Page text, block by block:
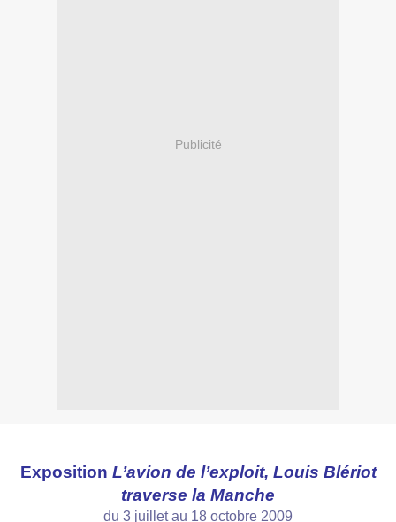
Publicité
Exposition L’avion de l’exploit, Louis Blériot
traverse la Manche
du 3 juillet au 18 octobre 2009